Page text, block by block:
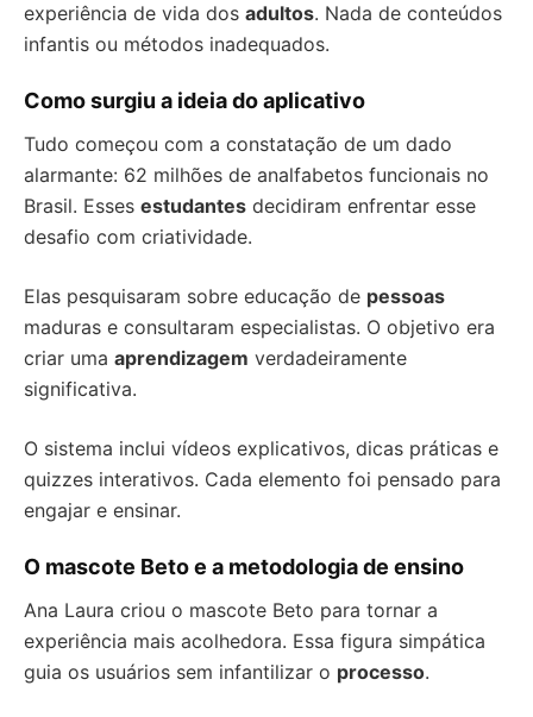
experiência de vida dos adultos. Nada de conteúdos
infantis ou métodos inadequados.
Como surgiu a ideia do aplicativo
Tudo começou com a constatação de um dado
alarmante: 62 milhões de analfabetos funcionais no
Brasil. Esses estudantes decidiram enfrentar esse
desafio com criatividade.
Elas pesquisaram sobre educação de pessoas
maduras e consultaram especialistas. O objetivo era
criar uma aprendizagem verdadeiramente
significativa.
O sistema inclui vídeos explicativos, dicas práticas e
quizzes interativos. Cada elemento foi pensado para
engajar e ensinar.
O mascote Beto e a metodologia de ensino
Ana Laura criou o mascote Beto para tornar a
experiência mais acolhedora. Essa figura simpática
guia os usuários sem infantilizar o processo.